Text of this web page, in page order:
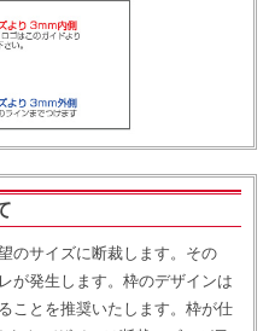
のサイズに断裁します。その
が発生します。枠のデザインは
ことを推奨いたします。枠が仕